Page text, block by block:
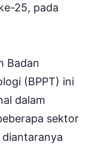
25, pada
Badan
(BPPT) ini
dalam
sektor